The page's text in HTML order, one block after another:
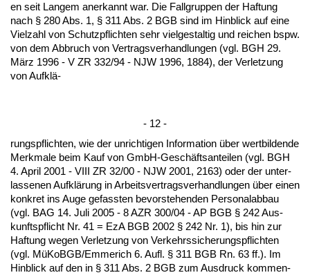
en seit Lan­gem an­er­kannt war. Die Fall­grup­pen der Haf­tung
nach § 280 Abs. 1, § 311 Abs. 2 BGB sind im Hin­blick auf ei­ne
Viel­zahl von Schutz­pflich­ten sehr viel­ge­stal­tig und rei­chen bspw.
von dem Ab­bruch von Ver­trags­ver­hand­lun­gen (vgl. BGH 29.
März 1996 - V ZR 332/94 - NJW 1996, 1884), der Ver­let­zung
von Aufklä-
- 12 -
rungs­pflich­ten, wie der un­rich­ti­gen In­for­ma­ti­on über wert­bil­den­de
Merk­ma­le beim Kauf von GmbH-Geschäfts­an­tei­len (vgl. BGH
4. April 2001 - VIII ZR 32/00 - NJW 2001, 2163) oder der un­ter­
las­se­nen Aufklärung in Ar­beits­ver­trags­ver­hand­lun­gen über ei­nen
kon­kret ins Au­ge ge­fass­ten be­vor­ste­hen­den Per­so­nal­ab­bau
(vgl. BAG 14. Ju­li 2005 - 8 AZR 300/04 - AP BGB § 242 Aus­
kunfts­pflicht Nr. 41 = EzA BGB 2002 § 242 Nr. 1), bis hin zur
Haf­tung we­gen Ver­let­zung von Ver­kehrs­si­che­rungs­pflich­ten
(vgl. MüKoBGB/Em­me­rich 6. Aufl. § 311 BGB Rn. 63 ff.). Im
Hin­blick auf den in § 311 Abs. 2 BGB zum Aus­druck kom­men­